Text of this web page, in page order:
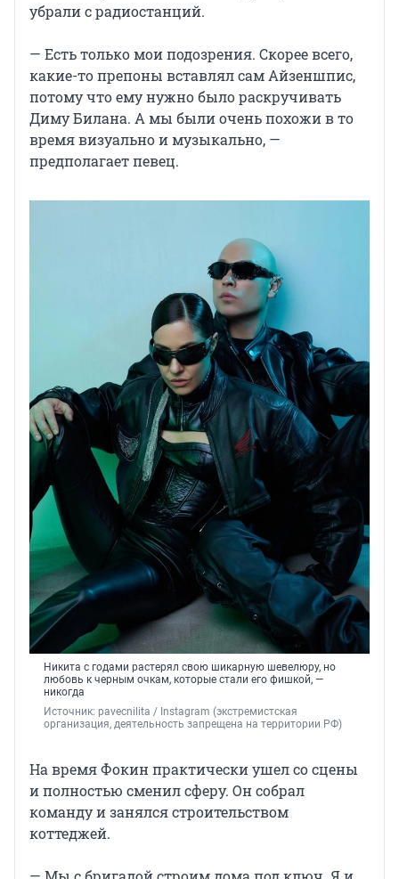
убрали с радиостанций.
— Есть только мои подозрения. Скорее всего,
какие-то препоны вставлял сам Айзеншпис,
потому что ему нужно было раскручивать
Диму Билана. А мы были очень похожи в то
время визуально и музыкально, —
предполагает певец.
Никита с годами растерял свою шикарную шевелюру, но
любовь к черным очкам, которые стали его фишкой, —
никогда
Источник: pavecnilita / Instagram (экстремистская
организация, деятельность запрещена на территории РФ)
На время Фокин практически ушел со сцены
и полностью сменил сферу. Он собрал
команду и занялся строительством
коттеджей.